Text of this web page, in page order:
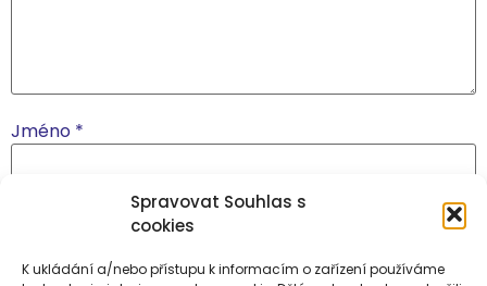
Spravovat Souhlas s
cookies
K ukládání a/nebo přístupu k informacím o zařízení používáme
Jméno *